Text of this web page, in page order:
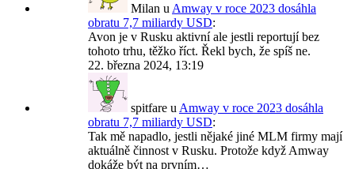
Milan u Amway v roce 2023 dosáhla
obratu 7,7 miliardy USD:
Avon je v Rusku aktivní ale jestli reportují bez
tohoto trhu, těžko říct. Řekl bych, že spíš ne.
22. března 2024, 13:19
spitfare u Amway v roce 2023 dosáhla
obratu 7,7 miliardy USD:
Tak mě napadlo, jestli nějaké jiné MLM firmy mají
aktuálně činnost v Rusku. Protože když Amway
dokáže být na prvním…